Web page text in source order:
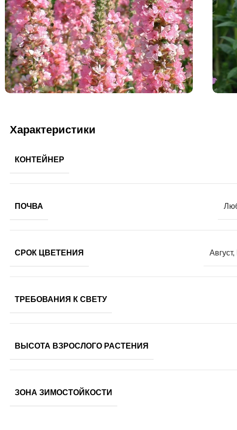
Характеристики
КОНТЕЙНЕР
ПОЧВА
СРОК ЦВЕТЕНИЯ Август,
ТРЕБОВАНИЯ К СВЕТУ
ВЫСОТА ВЗРОСЛОГО РАСТЕНИЯ
ЗОНА ЗИМОСТОЙКОСТИ